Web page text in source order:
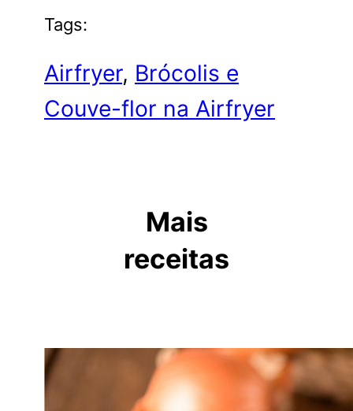
Tags:
Airfryer, Brócolis e
Couve-flor na Airfryer
Mais
receitas